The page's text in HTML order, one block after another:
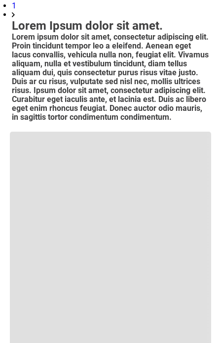
1
Lorem Ipsum dolor sit amet.
Lorem ipsum dolor sit amet, consectetur adipiscing elit.
Proin tincidunt tempor leo a eleifend. Aenean eget
lacus convallis, vehicula nulla non, feugiat elit. Vivamus
aliquam, nulla et vestibulum tincidunt, diam tellus
aliquam dui, quis consectetur purus risus vitae justo.
Duis ar cu risus, vulputate sed nisl nec, mollis ultrices
risus. Ipsum dolor sit amet, consectetur adipiscing elit.
Curabitur eget iaculis ante, et lacinia est. Duis ac libero
eget enim rhoncus feugiat. Donec auctor odio mauris,
in sagittis tortor condimentum condimentum.